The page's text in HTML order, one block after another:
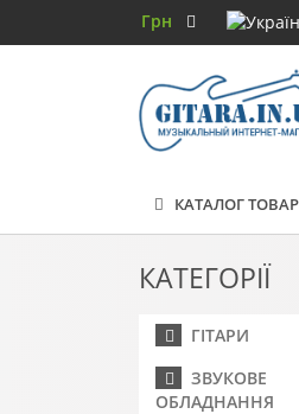
Грн
КАТАЛОГ
КАТЕГОРІЇ
ГІТАРИ
ЗВУКОВЕ
ОБЛАДНАННЯ